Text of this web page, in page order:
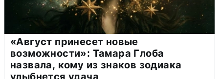
«Август принесет новые
возможности»: Тамара Глоба
назвала, кому из знаков зодиака
улыбнется удача